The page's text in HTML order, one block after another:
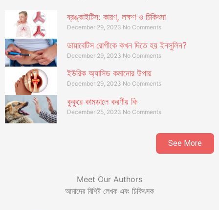
ব্রঙ্কাইটিস: কারণ, লক্ষণ ও চিকিৎসা
December 29, 2023 No Comments
ডায়াবেটিস রোগীকে কখন দিতে হয় ইনসুলিন?
December 29, 2023 No Comments
ইউরিক অ্যাসিড কমানোর উপায়
December 29, 2023 No Comments
কুকুরে কামড়ালে করণীয় কি
December 25, 2023 No Comments
See More
Meet Our Authors
আমাদের বিশিষ্ট লেখক এবং চিকিৎসক